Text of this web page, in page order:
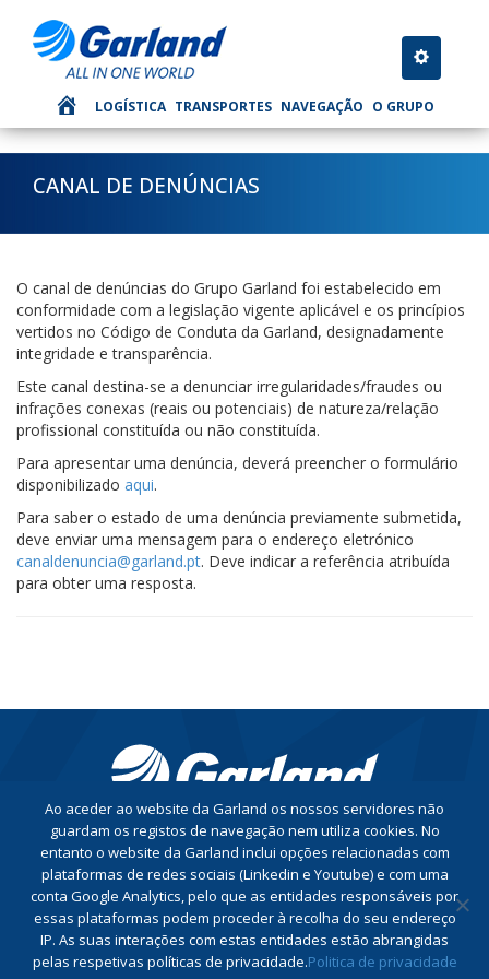
Toggle
LOGÍSTICA TRANSPORTES NAVEGAÇÃO O GRUPO
CANAL DE DENÚNCIAS
O canal de denúncias do Grupo Garland foi estabelecido em
conformidade com a legislação vigente aplicável e os princípios
vertidos no Código de Conduta da Garland, designadamente
integridade e transparência.
Este canal destina-se a denunciar irregularidades/fraudes ou
infrações conexas (reais ou potenciais) de natureza/relação
profissional constituída ou não constituída.
Para apresentar uma denúncia, deverá preencher o formulário
disponibilizado aqui.
Para saber o estado de uma denúncia previamente submetida,
deve enviar uma mensagem para o endereço eletrónico
canaldenuncia@garland.pt. Deve indicar a referência atribuída
para obter uma resposta.
CONTACTE-NOS
Conheça a nossa Política de Privacidade
Conheça a nossa Política do Sistema de Gestão Integrado
Livro de Reclamações
Ao aceder ao website da Garland os nossos servidores não
guardam os registos de navegação nem utiliza cookies. No
entanto o website da Garland inclui opções relacionadas com
plataformas de redes sociais (Linkedin e Youtube) e com uma
conta Google Analytics, pelo que as entidades responsáveis por
essas plataformas podem proceder à recolha do seu endereço
IP. As suas interações com estas entidades estão abrangidas
pelas respetivas políticas de privacidade.Politica de privacidade